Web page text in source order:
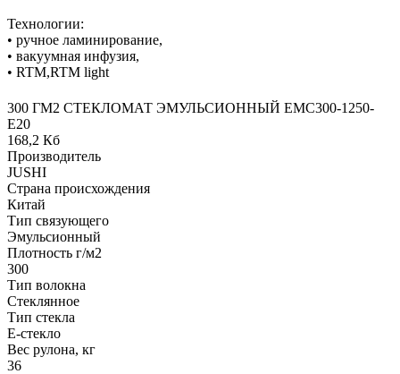
Технологии:
• ручное ламинирование,
• вакуумная инфузия,
• RTM,RTM light
300 ГМ2 СТЕКЛОМАТ ЭМУЛЬСИОННЫЙ EMC300-1250-
Е20
168,2 Кб
Производитель
JUSHI
Страна происхождения
Китай
Тип связующего
Эмульсионный
Плотность г/м2
300
Тип волокна
Стеклянное
Тип стекла
Е-стекло
Вес рулона, кг
36